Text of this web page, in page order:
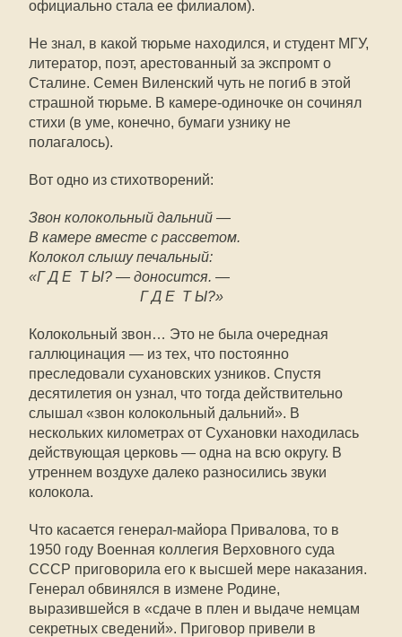
официально стала ее филиалом).
Не знал, в какой тюрьме находился, и студент МГУ,
литератор, поэт, арестованный за экспромт о
Сталине. Семен Виленский чуть не погиб в этой
страшной тюрьме. В камере-одиночке он сочинял
стихи (в уме, конечно, бумаги узнику не
полагалось).
Вот одно из стихотворений:
Звон колокольный дальний —
В камере вместе с рассветом.
Колокол слышу печальный:
«Г Д Е Т Ы? — доносится. —
Г Д Е Т Ы?»
Колокольный звон… Это не была очередная
галлюцинация — из тех, что постоянно
преследовали сухановских узников. Спустя
десятилетия он узнал, что тогда действительно
слышал «звон колокольный дальний». В
нескольких километрах от Сухановки находилась
действующая церковь — одна на всю округу. В
утреннем воздухе далеко разносились звуки
колокола.
Что касается генерал-майора Привалова, то в
1950 году Военная коллегия Верховного суда
СССР приговорила его к высшей мере наказания.
Генерал обвинялся в измене Родине,
выразившейся в «сдаче в плен и выдаче немцам
секретных сведений». Приговор привели в